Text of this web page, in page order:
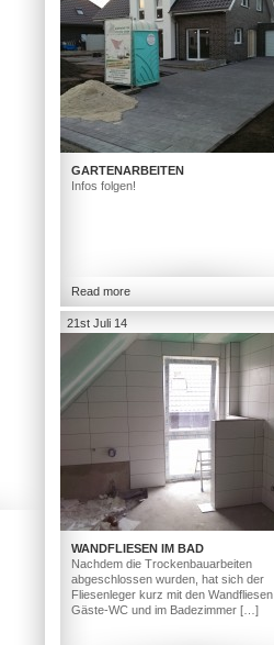
GARTENARBEITEN
Infos folgen!
Read more
21st Juli 14
WANDFLIESEN IM BAD
Nachdem die Trockenbauarbeiten
abgeschlossen wurden, hat sich der
Fliesenleger kurz mit den
Gäste-WC und im Badezimmer […]